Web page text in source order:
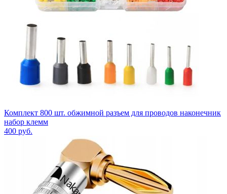
Комплект 800 шт. обжимной разъем для проводов наконечник
набор клемм
400 руб.